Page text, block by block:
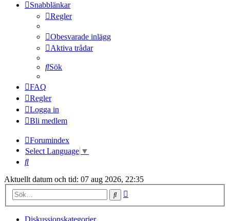
Snabblänkar
Regler
Obesvarade inlägg
Aktiva trådar
Sök
FAQ
Regler
Logga in
Bli medlem
Forumindex
Select Language ▼
Sök
Aktuellt datum och tid: 07 aug 2026, 22:35
Sök
Diskussionskategorier